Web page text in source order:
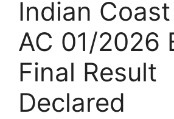
Indian
AC 01/2026
Final Result
Declared